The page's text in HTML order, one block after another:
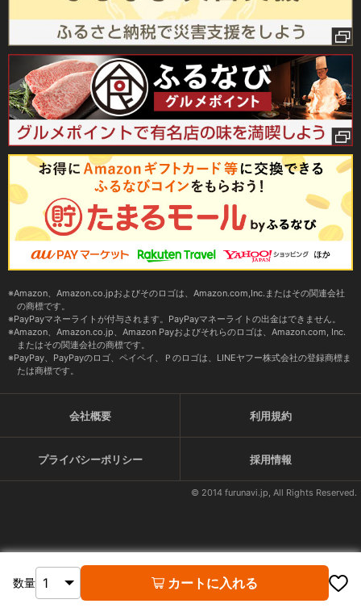
数量 カートに入れる
Amazon、Amazon.co.jpおよびそのロゴは、Amazon.com,Inc.またはその関連会社
の商標です。
PayPayマネーライトが付与されます。PayPayマネーライトの出金はできません。
Amazon、Amazon.co.jp、Amazon Payおよびそれらのロゴは、Amazon.com, Inc.
またはその関連会社の商標です。
PayPay、PayPayのロゴ、ペイペイ、Ｐのロゴは、LINEヤフー株式会社の登録商標ま
たは商標です。
会社概要 利用規約
プライバシーポリシー 採用情報
© 2014 furunavi.jp, All Rights Reserved.